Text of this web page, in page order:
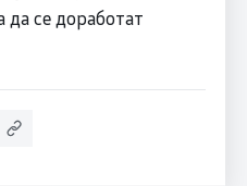
да се доработат